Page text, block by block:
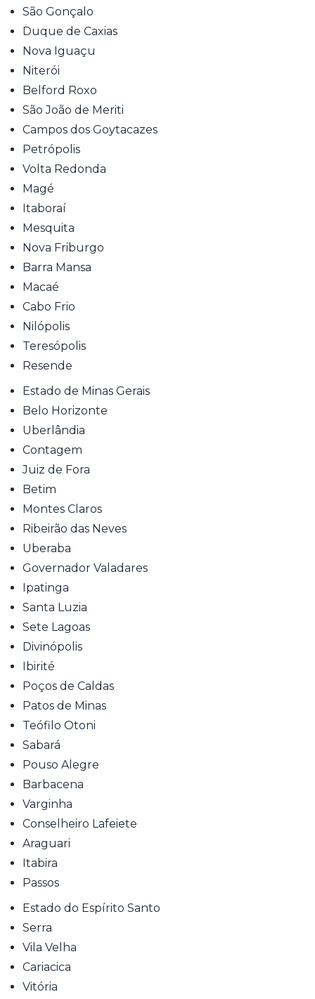
São Gonçalo
Duque de Caxias
Nova Iguaçu
Niterói
Belford Roxo
São João de Meriti
Campos dos Goytacazes
Petrópolis
Volta Redonda
Magé
Itaboraí
Mesquita
Nova Friburgo
Barra Mansa
Macaé
Cabo Frio
Nilópolis
Teresópolis
Resende
Estado de Minas Gerais
Belo Horizonte
Uberlândia
Contagem
Juiz de Fora
Betim
Montes Claros
Ribeirão das Neves
Uberaba
Governador Valadares
Ipatinga
Santa Luzia
Sete Lagoas
Divinópolis
Ibirité
Poços de Caldas
Patos de Minas
Teófilo Otoni
Sabará
Pouso Alegre
Barbacena
Varginha
Conselheiro Lafeiete
Araguari
Itabira
Passos
Estado do Espírito Santo
Serra
Vila Velha
Cariacica
Vitória